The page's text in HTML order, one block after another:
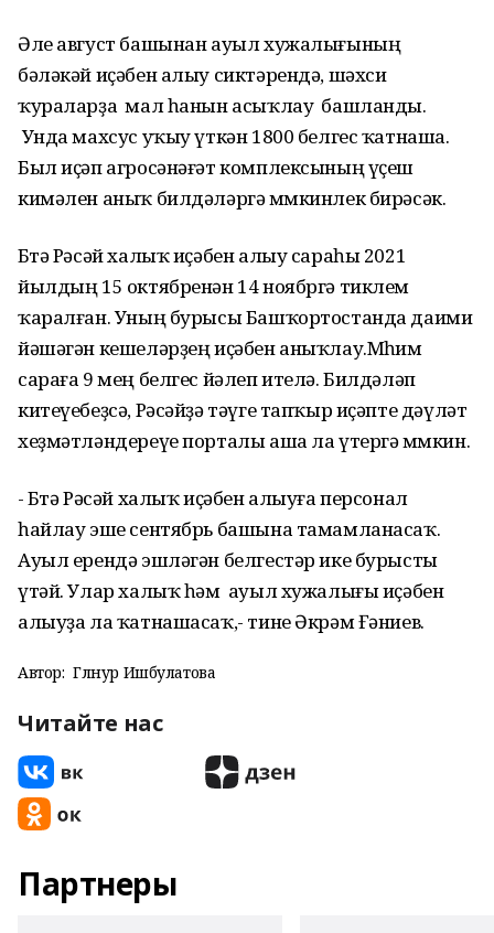
Әле август башынан ауыл хужалығының
бәләкәй иҫәбен алыу сиктәрендә, шәхси
ҡураларҙа мал һанын асыҡлау башланды.
Унда махсус уҡыу үткән 1800 белгес ҡатнаша.
Был иҫәп агросәнәғәт комплексының үҫеш
кимәлен аныҡ билдәләргә мөмкинлек бирәсәк.
Бөтә Рәсәй халыҡ иҫәбен алыу сараһы 2021
йылдың 15 октябренән 14 ноябргә тиклем
ҡаралған. Уның бурысы Башҡортостанда даими
йәшәгән кешеләрҙең иҫәбен аныҡлау.Мөһим
сараға 9 мең белгес йәлеп ителә. Билдәләп
китеүебеҙсә, Рәсәйҙә тәүге тапҡыр иҫәпте дәүләт
хеҙмәтләндереүе порталы аша ла үтергә мөмкин.
- Бөтә Рәсәй халыҡ иҫәбен алыуға персонал
һайлау эше сентябрь башына тамамланасаҡ.
Ауыл ерендә эшләгән белгестәр ике бурысты
үтәй. Улар халыҡ һәм ауыл хужалығы иҫәбен
алыуҙа ла ҡатнашасаҡ,- тине Әкрәм Ғәниев.
Автор: Гөлнур Ишбулатова
Читайте нас
Партнеры